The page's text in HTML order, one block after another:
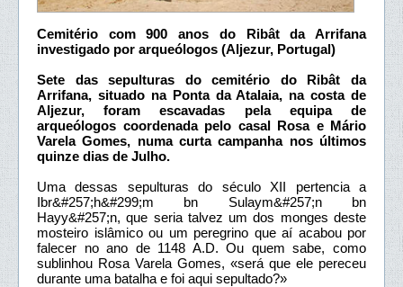
Cemitério com 900 anos do Ribât da Arrifana
investigado por arqueólogos (Aljezur, Portugal)
Sete das sepulturas do cemitério do Ribât da
Arrifana, situado na Ponta da Atalaia, na costa de
Aljezur, foram escavadas pela equipa de
arqueólogos coordenada pelo casal Rosa e Mário
Varela Gomes, numa curta campanha nos últimos
quinze dias de Julho.
Uma dessas sepulturas do século XII pertencia a
Ibr&#257;h&#299;m bn Sulaym&#257;n bn
Hayy&#257;n, que seria talvez um dos monges deste
mosteiro islâmico ou um peregrino que aí acabou por
falecer no ano de 1148 A.D. Ou quem sabe, como
sublinhou Rosa Varela Gomes, «será que ele pereceu
durante uma batalha e foi aqui sepultado?»